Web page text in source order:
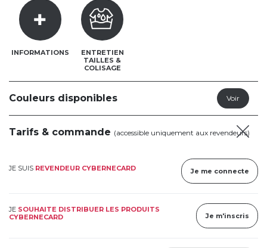
INFORMATIONS
ENTRETIEN
TAILLES &
COLISAGE
Couleurs disponibles
Tarifs & commande (accessible uniquement aux revendeurs)
JE SUIS REVENDEUR CYBERNECARD Je me connecte
JE SOUHAITE DISTRIBUER LES PRODUITS
CYBERNECARD
Je m'inscris